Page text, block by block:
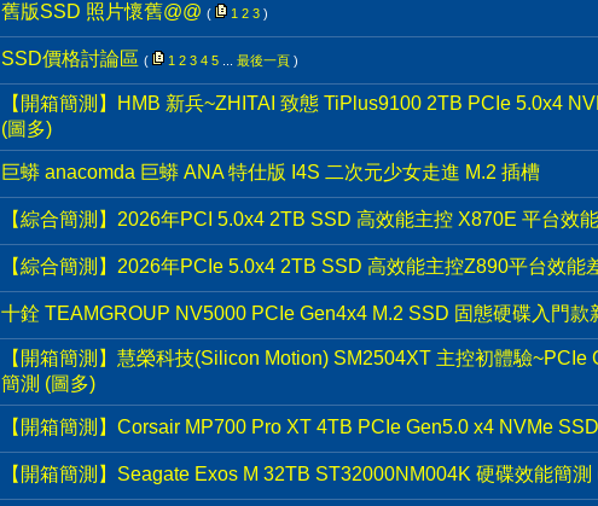
舊版SSD 照片懷舊@@ ( 1 2 3 )
SSD價格討論區 ( 1 2 3 4 5 最後一頁 )
【開箱簡測】HMB 新兵~ZHITAI 致態 TiPlus9100 2TB PCIe 5.0x4
(圖多)
巨蟒 anacomda 巨蟒 ANA 特仕版 I4S 二次元少女走進 M.2 插槽
【綜合簡測】2026年PCI 5.0x4 2TB SSD 高效能主控 X870E 平台效
【綜合簡測】2026年PCIe 5.0x4 2TB SSD 高效能主控Z890平台效能
十銓 TEAMGROUP NV5000 PCIe Gen4x4 M.2 SSD 固態硬碟入門款
【開箱簡測】慧榮科技(Silicon Motion) SM2504XT 主控初體驗
簡測 (圖多)
【開箱簡測】Corsair MP700 Pro XT 4TB PCIe Gen5.0 x4 NVMe
【開箱簡測】Seagate Exos M 32TB ST32000NM004K 硬碟效能簡測